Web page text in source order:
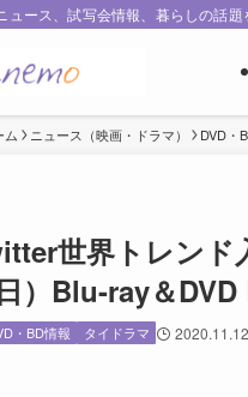
ュース、試写会情報、暮らしの話題
ム ニュース（映画・ドラマ） DVD・
世界トレンド
日）Blu-ray＆
・BD情報 タイドラマ 2020.11.12